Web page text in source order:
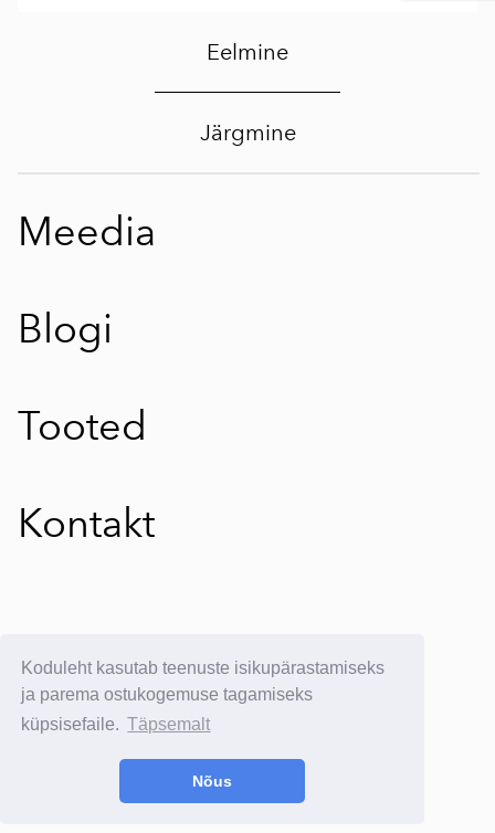
Koduleht kasutab teenuste isikupärastamiseks
ja parema ostukogemuse tagamiseks
küpsisefaile. Täpsemalt
Nõus
Eelmine
Järgmine
Meedia
Blogi
Tooted
Kontakt
E-postituvi: info@yllatavkreeta.ee